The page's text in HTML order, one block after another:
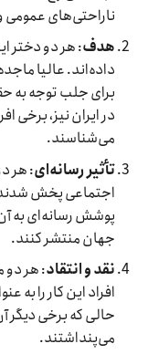
ناراحتی‌های عمومی و در
هدف: هر دو دختر
داده‌اند. عالیا
برای جلب توجه به
در ایران نیز، برخی
می‌شناسند.
تأثیر رسانه‌ای: هر
اجتماعی پخش
پوشش رسانه‌ای به
جهان منتشر کنند.
نقد و انتقاد: هر دو
افراد این کار را به
حالی که برخی
می‌پنداشتند.